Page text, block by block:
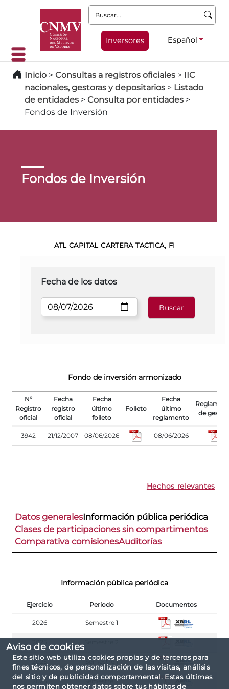
Aviso de cookies
Este sitio web utiliza cookies propias y de terceros para
fines técnicos, de personalización de las visitas, análisis
del sitio y de publicidad comportamental. Estas últimas
nos permiten obtener datos sobre tus hábitos de
Buscar:
Inversores Español
Inicio > Consultas a registros oficiales > IIC
nacionales, gestoras y depositarios > Listado
de entidades > Consulta por entidades >
Fondos de Inversión
Fondos de Inversión
ATL CAPITAL CARTERA TACTICA, FI
Fecha de los datos
Fondo de inversión armonizado
Nº
Registro
oficial
Fecha
registro
oficial
Fecha
último
folleto
Folleto
Fecha
último
reglamento
de
3942 21/12/2007 08/06/2026 08/06/2026
Hechos relevantes
Datos generalesInformación pública periódica
Clases de participaciones sin compartimentos
Comparativa comisionesAuditorías
Información pública periódica
Ejercicio Periodo Documentos
2026 Semestre 1
2025
2025 Semestre 1
2024 Semestre 2